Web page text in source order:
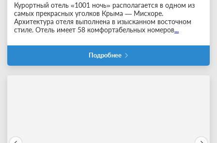
Курортный отель «1001 ночь» располагается в одном из
самых прекрасных уголков Крыма — Мисхоре.
Архитектура отеля выполнена в изысканном восточном
стиле. Отель имеет 58 комфортабельных номеров...
Подробнее